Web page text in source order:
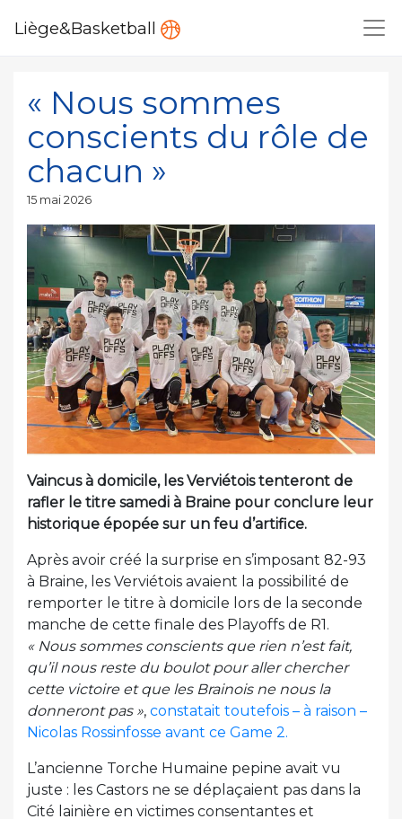
Liège&Basketball
« Nous sommes
conscients du rôle de
chacun »
Publié
15 mai 2026
Vaincus à domicile, les Verviétois tenteront de
rafler le titre samedi à Braine pour conclure leur
historique épopée sur un feu d’artifice.
Après avoir créé la surprise en s’imposant 82-93
à Braine, les Verviétois avaient la possibilité de
remporter le titre à domicile lors de la seconde
manche de cette finale des Playoffs de R1.
« Nous sommes conscients que rien n’est fait,
qu’il nous reste du boulot pour aller chercher
cette victoire et que les Brainois ne nous la
donneront pas », constatait toutefois – à raison –
Nicolas Rossinfosse avant ce Game 2.
L’ancienne Torche Humaine pepine avait vu
juste : les Castors ne se déplaçaient pas dans la
Cité lainière en victimes consentantes et